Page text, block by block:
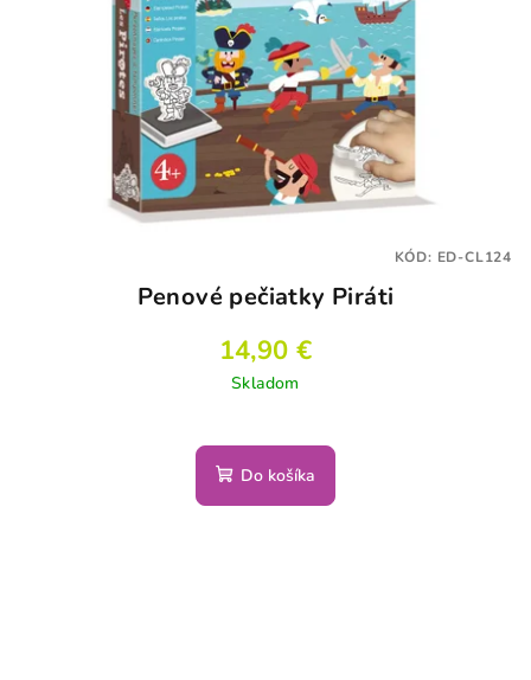
Penové pečiatky Piráti
14,90 €
Skladom
Do košíka
KÓD: ED-CL124